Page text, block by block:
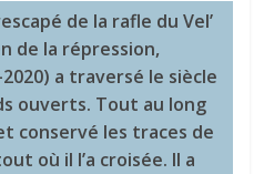
de la rafle du Vel’
de la répression,
a traversé le siècle
ouverts. Tout au long
conservé les traces de
où il l’a croisée. Il a